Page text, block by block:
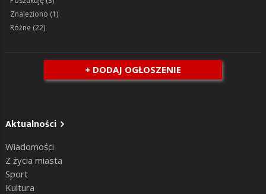
Znaleziono (1)
Różne (22)
+ DODAJ OGŁOSZENIE
Aktualności
Wiadomości
Z życia miasta
Sport
Kultura